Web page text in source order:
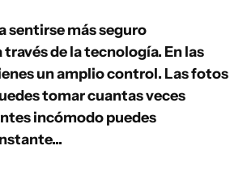
sentirse más seguro
de la tecnología. En las
un amplio control. Las fotos
tomar cuantas veces
incómodo puedes